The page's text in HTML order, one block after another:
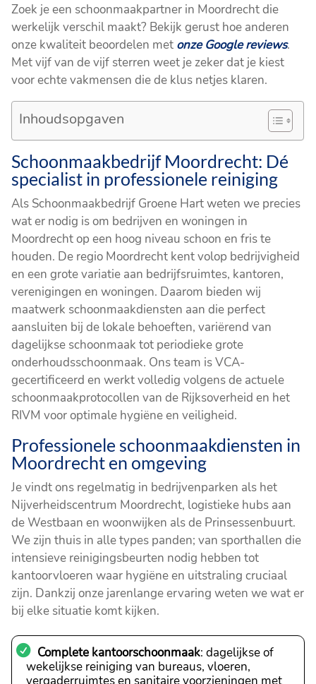
Zoek je een schoonmaakpartner in Moordrecht die
werkelijk verschil maakt? Bekijk gerust hoe anderen
onze kwaliteit beoordelen met onze Google reviews.
Met vijf van de vijf sterren weet je zeker dat je kiest
voor echte vakmensen die de klus netjes klaren.
Inhoudsopgaven
Schoonmaakbedrijf Moordrecht: Dé
specialist in professionele reiniging
Als Schoonmaakbedrijf Groene Hart weten we precies
wat er nodig is om bedrijven en woningen in
Moordrecht op een hoog niveau schoon en fris te
houden. De regio Moordrecht kent volop bedrijvigheid
en een grote variatie aan bedrijfsruimtes, kantoren,
verenigingen en woningen. Daarom bieden wij
maatwerk schoonmaakdiensten aan die perfect
aansluiten bij de lokale behoeften, variërend van
dagelijkse schoonmaak tot periodieke grote
onderhoudsschoonmaak. Ons team is VCA-
gecertificeerd en werkt volledig volgens de actuele
schoonmaakprotocollen van de Rijksoverheid en het
RIVM voor optimale hygiëne en veiligheid.
Professionele schoonmaakdiensten in
Moordrecht en omgeving
Je vindt ons regelmatig in bedrijvenparken als het
Nijverheidscentrum Moordrecht, logistieke hubs aan
de Westbaan en woonwijken als de Prinsessenbuurt.
We zijn thuis in alle types panden; van sporthallen die
intensieve reinigingsbeurten nodig hebben tot
kantoorvloeren waar hygiëne en uitstraling cruciaal
zijn. Dankzij onze jarenlange ervaring weten we wat er
bij elke situatie komt kijken.
Complete kantoorschoonmaak: dagelijkse of
wekelijkse reiniging van bureaus, vloeren,